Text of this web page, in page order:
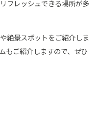
フレッシュできる場所が多
絶景スポットをご紹介しま
もご紹介しますので、ぜひ